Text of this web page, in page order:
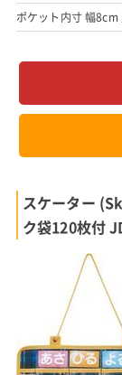
ポケット内寸 幅
スケーター
ク袋120枚付